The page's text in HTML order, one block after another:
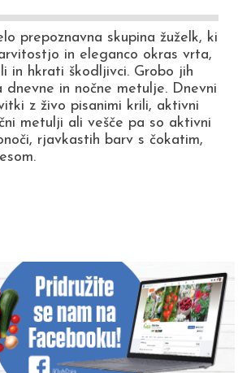
prepoznavna skupina žuželk, ki
in eleganco okras vrta,
in hkrati škodljivci. Grobo jih
dnevne in nočne metulje. Dnevni
z živo pisanimi krili, aktivni
metulji ali vešče pa so aktivni
rjavkastih barv s čokatim,